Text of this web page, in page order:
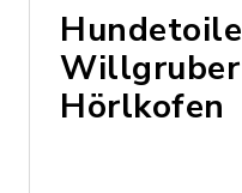
Hörlkofen